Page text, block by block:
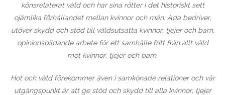
könsrelaterat våld och har sina rötter i det historiskt sett
ojämlika förhållandet mellan kvinnor och män. Ada bedriver,
utöver skydd och stöd till våldsutsatta kvinnor, tjejer och barn,
opinionsbildande arbeteför ett samhälle fritt från allt våld
mot kvinnor, tjejer och barn.
Hot och våld förekommer även i samkönade relationer och vår
utgångspunkt är att ge stöd och skydd till alla kvinnor, tjejer